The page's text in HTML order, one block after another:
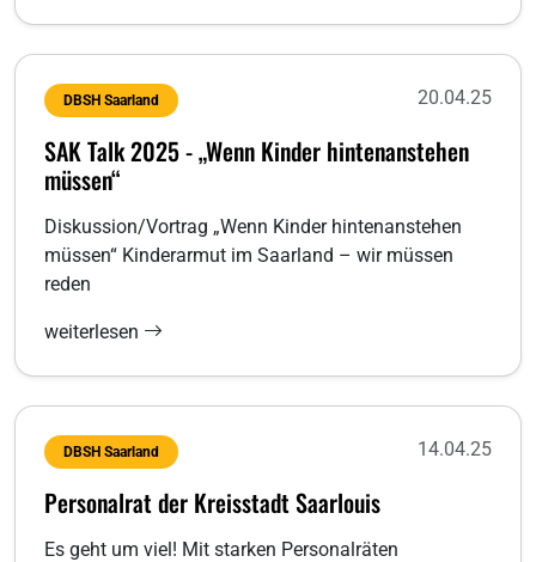
DBSH Saarland 20.04.25
SAK Talk 2025 - „Wenn Kinder hintenanstehen
müssen“
Diskussion/Vortrag „Wenn Kinder hintenanstehen
müssen“ Kinderarmut im Saarland – wir müssen
reden
weiterlesen
DBSH Saarland 14.04.25
Personalrat der Kreisstadt Saarlouis
Es geht um viel! Mit starken Personalräten